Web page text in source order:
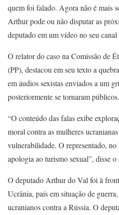
quem foi falado. Agora não é mais
Arthur pode ou não disputar as
deputado em um vídeo no seu
O relator do caso na Comissão de
(PP), destacou em seu texto a
em áudios sexistas enviados a um
posteriormente se tornaram públicos.
“O conteúdo das falas exibe
moral contra as mulheres
vulnerabilidade. O representado, no
apologia ao turismo sexual”, disse o
O deputado Arthur do Val foi à
Ucrânia, país em situação de
ucranianos contra a Rússia. O